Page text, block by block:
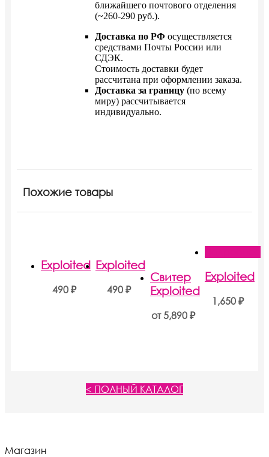
ближайшего почтового отделения
(~260-290 руб.).
Доставка по РФ осуществляется
средствами Почты России или
СДЭК.
Стоимость доставки будет
рассчитана при оформлении заказа.
Доставка за границу (по всему
миру) рассчитывается
индивидуально.
Похожие товары
Exploited
490 ₽
Exploited
490 ₽
имеет
вариаций.
Опции
выбрать
Свитер
Exploited
от5,890₽
Exploited
1,650₽
< ПОЛНЫЙ КАТАЛОГ
Магазин